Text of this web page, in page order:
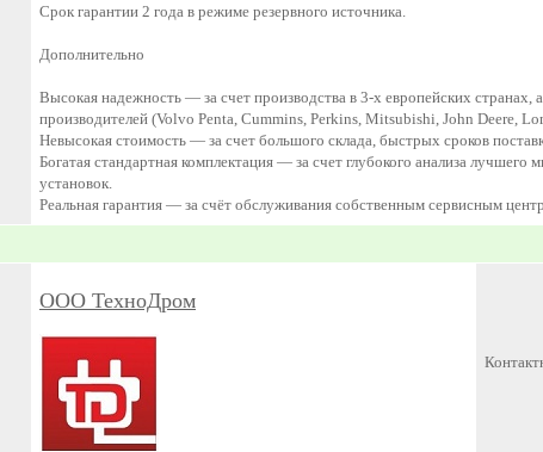
Срок гарантии 2 года в режиме резервного источника.
Дополнительно
Высокая надежность — за счет производства в 3-х европейских
производителей (Volvo Penta, Cummins, Perkins, Mitsubishi, John Deere,
Невысокая стоимость — за счет большого склада, быстрых сроков
Богатая стандартная комплектация — за счет глубокого анализа
установок.
Реальная гарантия — за счёт обслуживания собственным сервисным
ООО ТехноДром